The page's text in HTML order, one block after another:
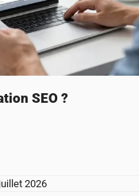
SEO ?
2026